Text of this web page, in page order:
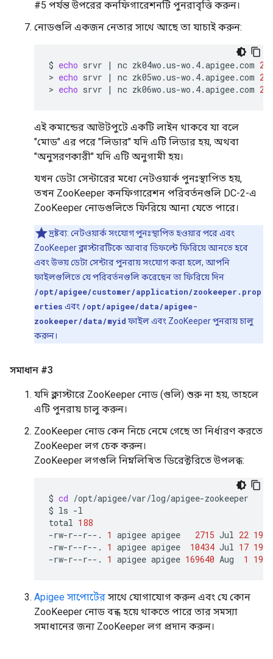
#5 পর্যন্ত উপরের কনফিগারেশনটি পুনরাবৃত্তি করুন।
নোডগুলি একজন নেতার সাথে আছে তা যাচাই করুন:
$ echo srvr | nc zk04wo.us-wo.4.apigee.com
> echo srvr | nc zk05wo.us-wo.4.apigee.com
> echo srvr | nc zk06wo.us-wo.4.apigee.com
এই কমান্ডের আউটপুটে একটি লাইন থাকবে যা বলে
"মোড" এর পরে "লিডার" যদি এটি লিডার হয়, অথবা
"অনুসরণকারী" যদি এটি অনুগামী হয়।
যখন ডেটা সেন্টারের মধ্যে নেটওয়ার্ক পুনঃস্থাপিত হয়,
তখন ZooKeeper কনফিগারেশন পরিবর্তনগুলি DC-2-এ
ZooKeeper নোডগুলিতে ফিরিয়ে আনা যেতে পারে।
দ্রষ্টব্য: নেটওয়ার্ক সংযোগ পুনঃস্থাপিত হওয়ার পরে এবং
ZooKeeper ক্লাস্টারটিকে আবার ডিফল্টে ফিরিয়ে আনতে হবে
এবং উভয় ডেটা সেন্টার পুনরায় সংযোগ করা হলে, আপনি
ফাইলগুলিতে যে পরিবর্তনগুলি করেছেন তা ফিরিয়ে দিন
/opt/apigee/customer/application/zookeeper.prop
erties এবং /opt/apigee/data/apigee-
zookeeper/data/myid ফাইল এবং ZooKeeper পুনরায় চালু
করুন।
সমাধান #3
যদি ক্লাস্টারে ZooKeeper নোড (গুলি) শুরু না হয়, তাহলে
এটি পুনরায় চালু করুন।
ZooKeeper নোড কেন নিচে নেমে গেছে তা নির্ধারণ করতে
ZooKeeper লগ চেক করুন।
ZooKeeper লগগুলি নিম্নলিখিত ডিরেক্টরিতে উপলব্ধ:
$ cd /opt/apigee/var/log/apigee-zookeeper
$ ls -l
total 188
-rw-r--r--.
1 apigee apigee 2715 Jul 22 19
-rw-r--r--.
1 apigee apigee 10434 Jul 17 19
-rw-r--r--.
1 apigee apigee 169640 Aug 1 19
Apigee সাপোর্টের সাথে যোগাযোগ করুন এবং যে কোন
ZooKeeper নোড বন্ধ হয়ে থাকতে পারে তার সমস্যা
সমাধানের জন্য ZooKeeper লগ প্রদান করুন।